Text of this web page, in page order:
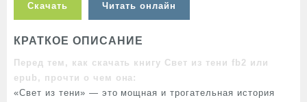
Скачать Читать онлайн
КРАТКОЕ ОПИСАНИЕ
Перед тем, как скачать книгу Свет из тени fb2 или
epub, прочти о чем она:
«Свет из тени» — это мощная и трогательная история